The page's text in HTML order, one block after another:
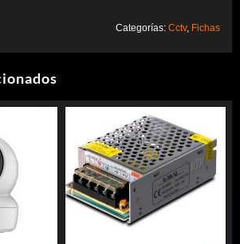
Categorías: Cctv, Fichas